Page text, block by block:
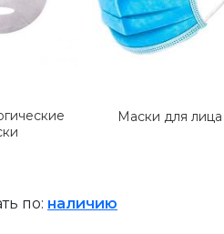
Маски для лица
по: наличию